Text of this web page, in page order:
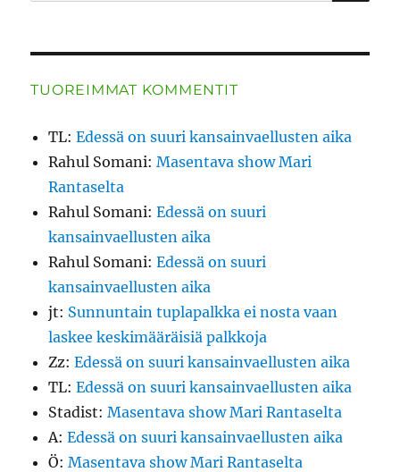
TUOREIMMAT KOMMENTIT
TL:Edessä on suuri kansainvaellusten aika
Rahul Somani:Masentava show Mari
Rantaselta
Rahul Somani:Edessä on suuri
kansainvaellusten aika
Rahul Somani:Edessä on suuri
kansainvaellusten aika
jt: Sunnuntain tuplapalkka ei nosta vaan
laskee keskimääräisiä palkkoja
Zz:Edessä on suuri kansainvaellusten aika
TL:Edessä on suuri kansainvaellusten aika
Stadist:Masentava show Mari Rantaselta
A:Edessä on suuri kansainvaellusten aika
Ö:Masentava show Mari Rantaselta